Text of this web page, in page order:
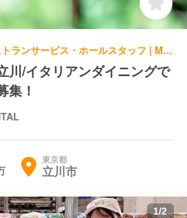
イタリアン, カフェ | レストランサービス・ホールスタッフ | MOTHERS ORIENTAL
川/イタリアンダイニングで
集！
東京都
立川市
1/2